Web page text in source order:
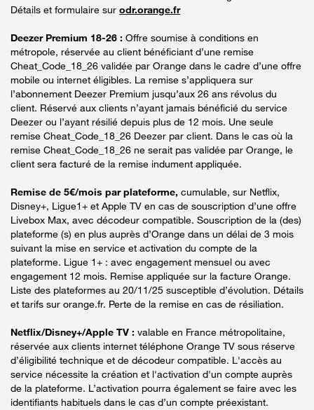
Détails et formulaire sur odr.orange.fr
Deezer Premium 18-26 : Offre soumise à conditions en
métropole, réservée au client bénéficiant d’une remise
Cheat_Code_18_26 validée par Orange dans le cadre d’une offre
mobile ou internet éligibles. La remise s’appliquera sur
l’abonnement Deezer Premium jusqu’aux 26 ans révolus du
client. Réservé aux clients n’ayant jamais bénéficié du service
Deezer ou l’ayant résilié depuis plus de 12 mois. Une seule
remise Cheat_Code_18_26 Deezer par client. Dans le cas où la
remise Cheat_Code_18_26 ne serait pas validée par Orange, le
client sera facturé de la remise indument appliquée.
Remise de 5€/mois par plateforme, cumulable, sur Netflix,
Disney+, Ligue1+ et Apple TV en cas de souscription d’une offre
Livebox Max, avec décodeur compatible. Souscription de la (des)
plateforme (s) en plus auprès d’Orange dans un délai de 3 mois
suivant la mise en service et activation du compte de la
plateforme. Ligue 1+ : avec engagement mensuel ou avec
engagement 12 mois. Remise appliquée sur la facture Orange.
Liste des plateformes au 20/11/25 susceptible d’évolution. Détails
et tarifs sur orange.fr. Perte de la remise en cas de résiliation.
Netflix/Disney+/Apple TV : valable en France métropolitaine,
réservée aux clients internet téléphone Orange TV sous réserve
d’éligibilité technique et de décodeur compatible. L'accès au
service nécessite la création et l'activation d'un compte auprès
de la plateforme. L’activation pourra également se faire avec les
identifiants habituels dans le cas d’un compte préexistant.